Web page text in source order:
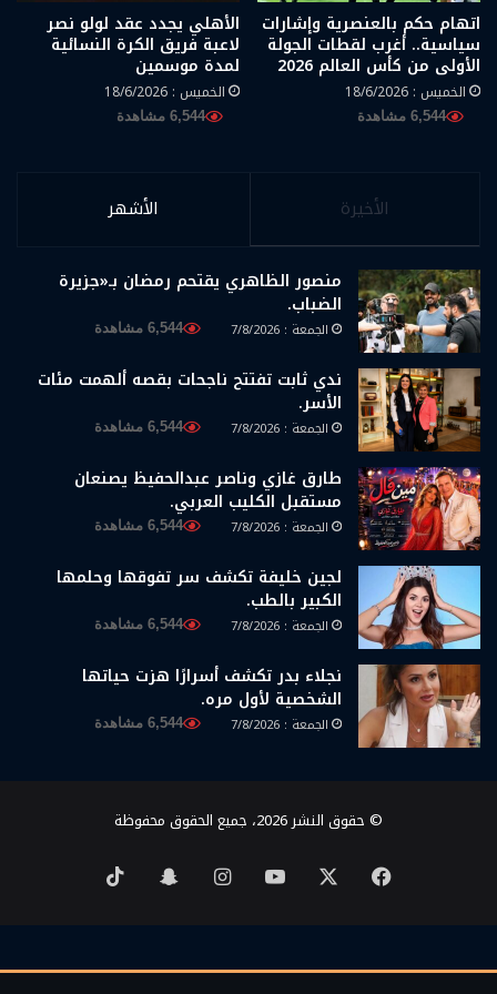
اتهام حكم بالعنصرية وإشارات
سياسية.. أغرب لقطات الجولة
الأولى من كأس العالم 2026
الخميس : 18/6/2026
6,544 مشاهدة
الأهلي يجدد عقد لولو نصر
لاعبة فريق الكرة النسائية
لمدة موسمين
الخميس : 18/6/2026
6,544 مشاهدة
الأخيرة الأشهر
منصور الظاهري يقتحم رمضان بـ«جزيرة
الضباب.
الجمعة : 7/8/2026 6,544 مشاهدة
ندي ثابت تفتتح ناجحات بقصه ألهمت مئات
الأسر.
الجمعة : 7/8/2026 6,544 مشاهدة
طارق غازي وناصر عبدالحفيظ يصنعان
مستقبل الكليب العربي.
الجمعة : 7/8/2026 6,544 مشاهدة
لجين خليفة تكشف سر تفوقها وحلمها
الكبير بالطب.
الجمعة : 7/8/2026 6,544 مشاهدة
نجلاء بدر تكشف أسرارًا هزت حياتها
الشخصية لأول مره.
الجمعة : 7/8/2026 6,544 مشاهدة
© حقوق النشر 2026، جميع الحقوق محفوظة
فيسبوك ‫YouTubeانستقرامسناب